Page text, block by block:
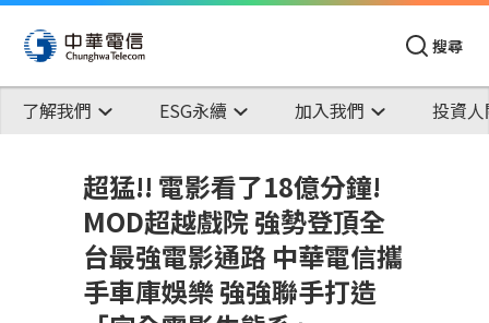
搜尋
了解我們 ESG永續 加入我們 投資
超猛!! 電影看了18億分鐘!
MOD超越戲院 強勢登頂全
台最強電影通路 中華電信攜
手車庫娛樂 強強聯手打造